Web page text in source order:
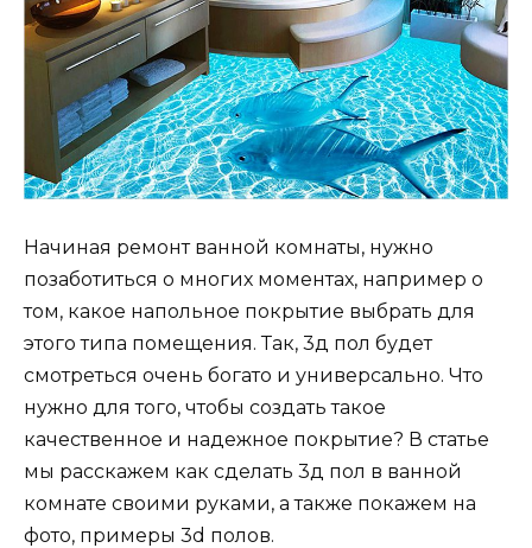
Начиная ремонт ванной комнаты, нужно
позаботиться о многих моментах, например о
том, какое напольное покрытие выбрать для
этого типа помещения. Так, 3д пол будет
смотреться очень богато и универсально. Что
нужно для того, чтобы создать такое
качественное и надежное покрытие? В статье
мы расскажем как сделать 3д пол в ванной
комнате своими руками, а также покажем на
фото, примеры 3d полов.